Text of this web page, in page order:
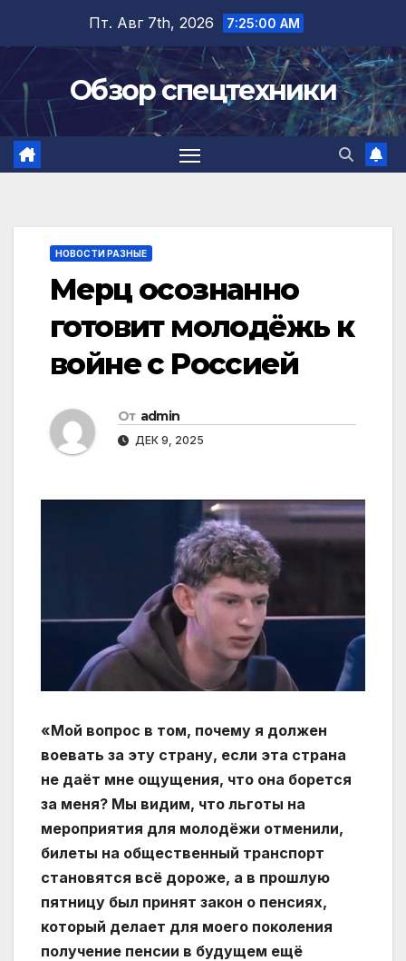
содержимому
Пт. Авг 7th, 2026 7:25:01 AM
Обзор спецтехники
НОВОСТИ РАЗНЫЕ
Мерц осознанно
готовит молодёжь к
войне с Россией
От admin
ДЕК 9, 2025
«Мой вопрос в том, почему я должен
воевать за эту страну, если эта страна
не даёт мне ощущения, что она борется
за меня? Мы видим, что льготы на
мероприятия для молодёжи отменили,
билеты на общественный транспорт
становятся всё дороже, а в прошлую
пятницу был принят закон о пенсиях,
который делает для моего поколения
получение пенсии в будущем ещё